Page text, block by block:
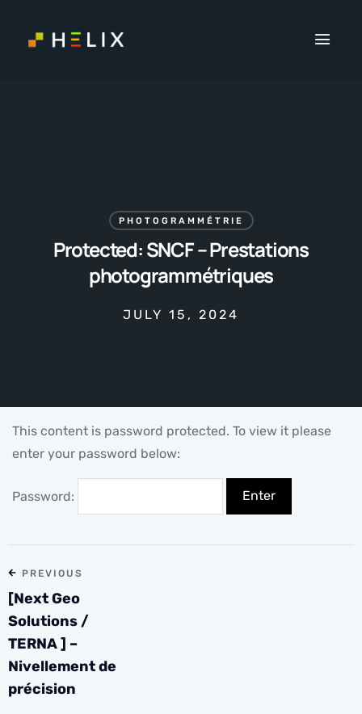
PHOTOGRAMMÉTRIE
Protected: SNCF – Prestations
photogrammétriques
JULY 15, 2024
This content is password protected. To view it please
enter your password below:
Password:
PREVIOUS
[Next Geo
Solutions /
TERNA ] –
Nivellement de
précision